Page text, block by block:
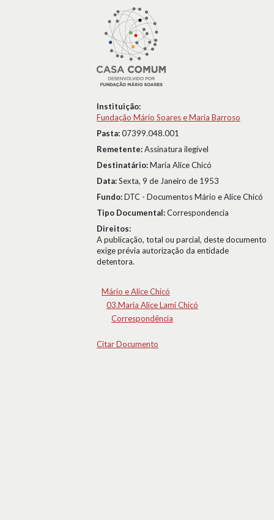
Instituição:
Fundação Mário Soares e Maria Barroso
Pasta:07399.048.001
Remetente:Assinatura ilegível
Destinatário:Maria Alice Chicó
Data:Sexta, 9 de Janeiro de 1953
Fundo:DTC - Documentos Mário e Alice Chicó
Tipo Documental:Correspondencia
Direitos:
A publicação, total ou parcial, deste documento
exige prévia autorização da entidade
detentora.
Mário e Alice Chicó
03.Maria Alice Lami Chicó
Correspondência
Citar Documento